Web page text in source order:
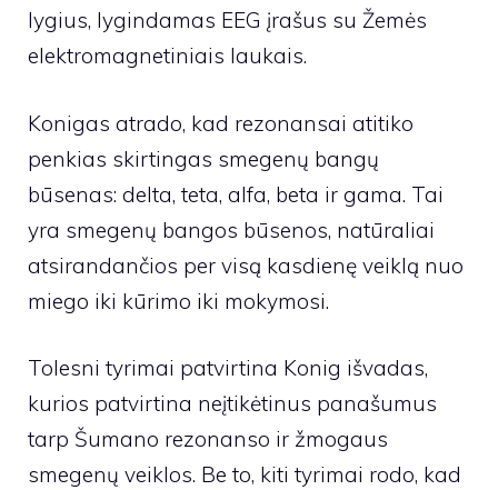
lygius, lygindamas EEG įrašus su Žemės
elektromagnetiniais laukais.
Konigas atrado, kad rezonansai atitiko
penkias skirtingas smegenų bangų
būsenas: delta, teta, alfa, beta ir gama. Tai
yra smegenų bangos būsenos, natūraliai
atsirandančios per visą kasdienę veiklą nuo
miego iki kūrimo iki mokymosi.
Tolesni tyrimai patvirtina Konig išvadas,
kurios patvirtina neįtikėtinus panašumus
tarp Šumano rezonanso ir žmogaus
smegenų veiklos. Be to, kiti tyrimai rodo, kad